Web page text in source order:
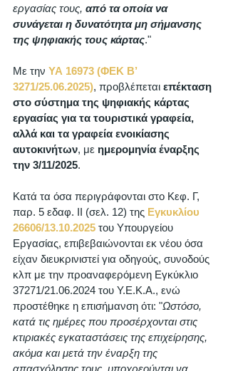
εργασίας τους, από τα οποία να
συνάγεται η δυνατότητα μη σήμανσης
της ψηφιακής τους κάρτας."
Με την ΥΑ 16973 (ΦΕΚ B’
3271/25.06.2025), προβλέπεται επέκταση
στο σύστημα της ψηφιακής κάρτας
εργασίας για τα τουριστικά γραφεία,
αλλά και τα γραφεία ενοικίασης
αυτοκινήτων, με ημερομηνία έναρξης
την 3/11/2025.
Κατά τα όσα περιγράφονται στο Κεφ. Γ,
παρ. 5 εδαφ. II (σελ. 12) της Εγκυκλίου
26606/13.10.2025 του Υπουργείου
Εργασίας, επιβεβαιώνονται εκ νέου όσα
είχαν διευκρινιστεί για οδηγούς, συνοδούς
κλπ με την προαναφερόμενη Εγκύκλιο
37271/21.06.2024 του Υ.Ε.Κ.Α., ενώ
προστέθηκε η επισήμανση ότι: "Ωστόσο,
κατά τις ημέρες που προσέρχονται στις
κτιριακές εγκαταστάσεις της επιχείρησης,
ακόμα και μετά την έναρξη της